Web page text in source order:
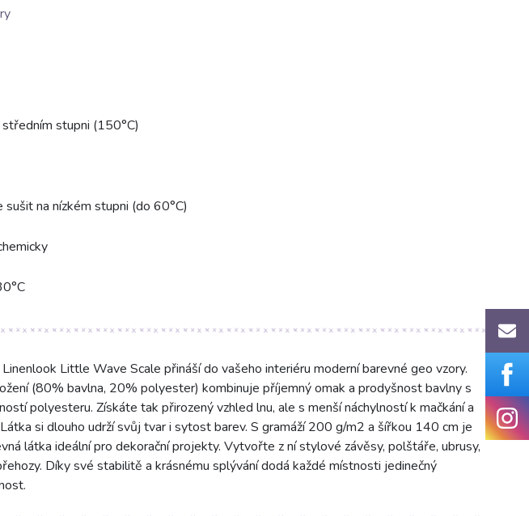
stupni (150°C)
sušit na nízkém stupni (do 60°C)
Little Wave Scale přináší do vašeho interiéru moderní barevné geo vzory.
(80% bavlna, 20% polyester) kombinuje příjemný omak a prodyšnost bavlny s
polyesteru. Získáte tak přirozený vzhled lnu, ale s menší náchylností k mačkání a
si dlouho udrží svůj tvar i sytost barev. S gramáží 200 g/m2 a šířkou 140 cm je
látka ideální pro dekorační projekty. Vytvořte z ní stylové závěsy, polštáře, ubrusy,
Díky své stabilitě a krásnému splývání dodá každé místnosti jedinečný